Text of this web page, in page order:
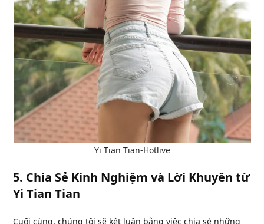
Yi Tian Tian-Hotlive
5. Chia Sẻ Kinh Nghiệm và Lời Khuyên từ
Yi Tian Tian
Cuối cùng, chúng tôi sẽ kết luận bằng việc chia sẻ những